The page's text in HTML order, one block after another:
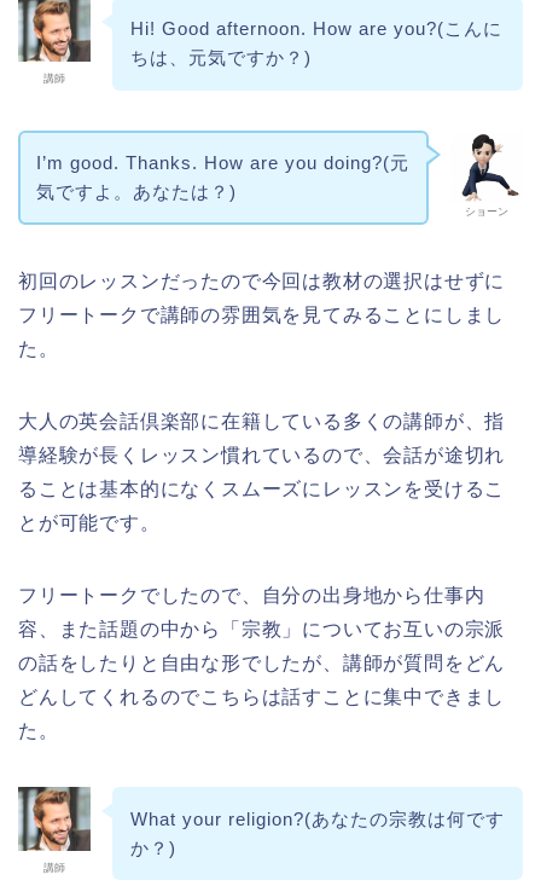
講師
Hi! Good afternoon. How are you?(こんに
ちは、元気ですか？)
ショーン
I’m good. Thanks. How are you doing?(元
気ですよ。あなたは？)
初回のレッスンだったので今回は教材の選択はせずに
フリートークで講師の雰囲気を見てみることにしまし
た。
大人の英会話倶楽部に在籍している多くの講師が、指
導経験が長くレッスン慣れているので、会話が途切れ
ることは基本的になくスムーズにレッスンを受けるこ
とが可能です。
フリートークでしたので、自分の出身地から仕事内
容、また話題の中から「宗教」についてお互いの宗派
の話をしたりと自由な形でしたが、講師が質問をどん
どんしてくれるのでこちらは話すことに集中できまし
た。
講師
What your religion?(あなたの宗教は何です
か？)